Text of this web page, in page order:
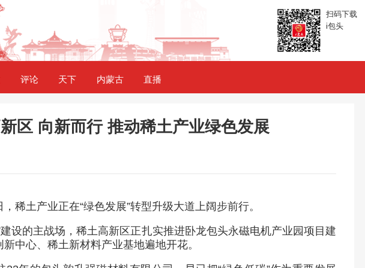
扫码下载
i包头
评论 天下 内蒙古 直播
区 向新而行 推动稀土产业绿色发展
稀土产业正在“绿色发展”转型升级大道上阔步前行。
建设的主战场，稀土高新区正扎实推进卧龙包头永磁电机产业园项目建
中心、稀土新材料产业基地遍地开花。